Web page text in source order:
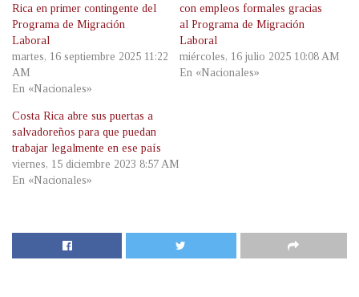
Rica en primer contingente del
Programa de Migración
Laboral
martes, 16 septiembre 2025 11:22
AM
En «Nacionales»
con empleos formales gracias
al Programa de Migración
Laboral
miércoles, 16 julio 2025 10:08 AM
En «Nacionales»
Costa Rica abre sus puertas a
salvadoreños para que puedan
trabajar legalmente en ese país
viernes, 15 diciembre 2023 8:57 AM
En «Nacionales»